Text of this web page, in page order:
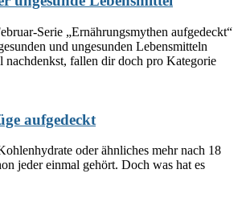
Serie „Ernährungsmythen aufgedeckt“
und ungesunden Lebensmitteln
nachdenkst, fallen dir doch pro Kategorie
aufgedeckt
oder ähnliches mehr nach 18
jeder einmal gehört. Doch was hat es